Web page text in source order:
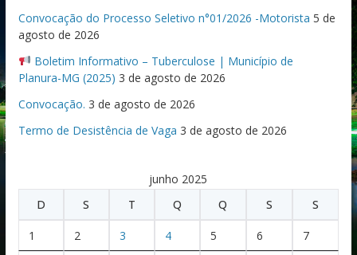
Convocação do Processo Seletivo n°01/2026 -Motorista 5 de
agosto de 2026
Boletim Informativo – Tuberculose | Município de
Planura-MG (2025) 3 de agosto de 2026
Convocação. 3 de agosto de 2026
Termo de Desistência de Vaga 3 de agosto de 2026
junho 2025
D
S T Q Q S S
1 2 3 4 5 6 7